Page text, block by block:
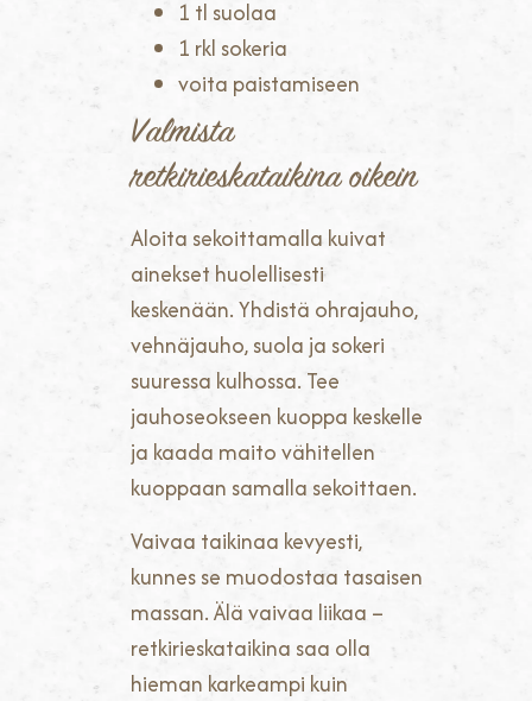
1 tl suolaa
1 rkl sokeria
voita paistamiseen
Valmista
retkirieskataikina oikein
Aloita sekoittamalla kuivat
ainekset huolellisesti
keskenään. Yhdistä ohrajauho,
vehnäjauho, suola ja sokeri
suuressa kulhossa. Tee
jauhoseokseen kuoppa keskelle
ja kaada maito vähitellen
kuoppaan samalla sekoittaen.
Vaivaa taikinaa kevyesti,
kunnes se muodostaa tasaisen
massan. Älä vaivaa liikaa –
retkirieskataikina saa olla
hieman karkeampi kuin